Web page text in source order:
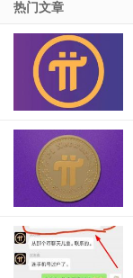
热门文章